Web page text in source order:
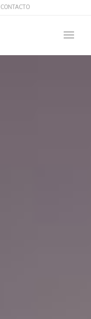
CONTACTO